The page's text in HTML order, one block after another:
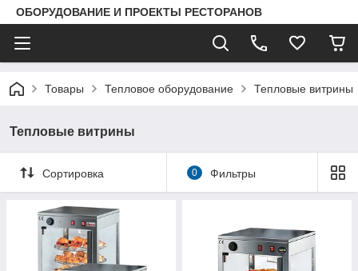
ОБОРУДОВАНИЕ И ПРОЕКТЫ РЕСТОРАНОВ
Товары Тепловое оборудование Тепловые витрины
Тепловые витрины
Сортировка 0 Фильтры